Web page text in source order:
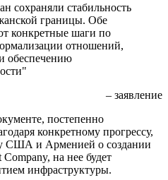
сохраняли стабильность
границы. Обе
конкретные шаги по
отношений,
обеспечению
– заявление
постепенно
конкретному прогрессу,
США и Арменией о создании
на нее будет
инфраструктуры.